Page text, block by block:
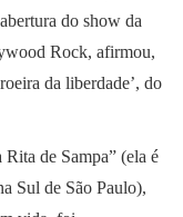
do show da
Rock, afirmou,
da liberdade’, do
Rita de Sampa” (ela é
Sul de São Paulo),